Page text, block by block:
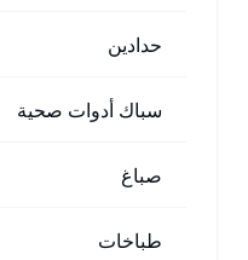
حدادين
سباك أدوات صحية
صباغ
طباخات